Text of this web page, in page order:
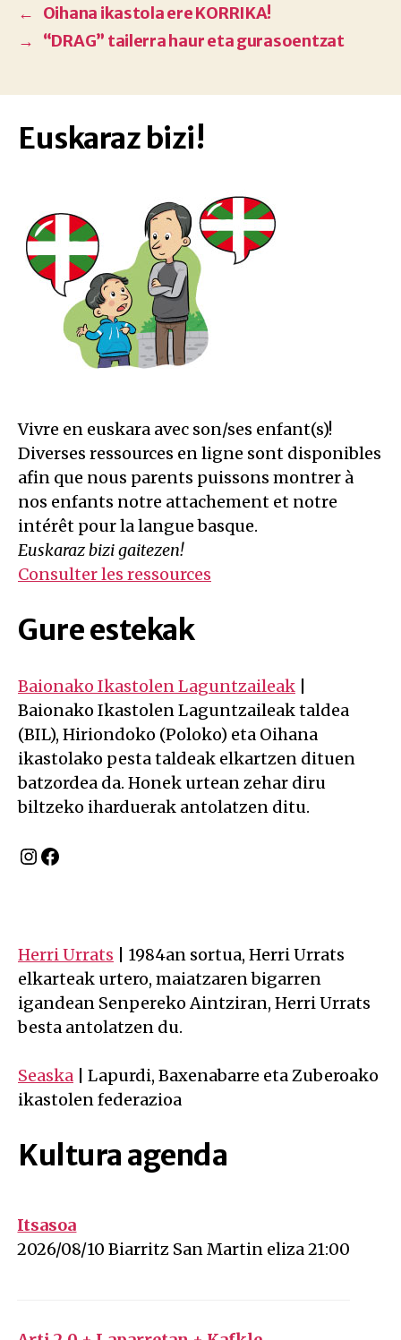
←
Oihana ikastola ere KORRIKA!
→
“DRAG” tailerra haur eta gurasoentzat
Euskaraz bizi!
Vivre en euskara avec son/ses enfant(s)!
Diverses ressources en ligne sont disponibles
afin que nous parents puissons montrer à
nos enfants notre attachement et notre
intérêt pour la langue basque.
Euskaraz bizi gaitezen!
Consulter les ressources
Gure estekak
Baionako Ikastolen Laguntzaileak
Baionako Ikastolen Laguntzaileak taldea
(BIL), Hiriondoko (Poloko) eta Oihana
ikastolako pesta taldeak elkartzen dituen
batzordea da. Honek urtean zehar diru
biltzeko iharduerak antolatzen ditu.
Instagram
Facebook
Herri Urrats | 1984an sortua, Herri Urrats
elkarteak urtero, maiatzaren bigarren
igandean Senpereko Aintziran, Herri Urrats
besta antolatzen du.
Seaska | Lapurdi, Baxenabarre eta Zuberoako
ikastolen federazioa
Kultura agenda
Itsasoa
on 2026-08-10 at 0h00
2026/08/10 Biarritz San Martin eliza 21:00